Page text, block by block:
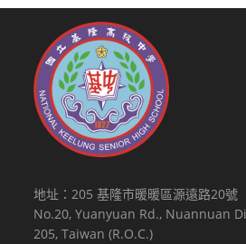
地址：205 基隆市暖暖區源遠路20號
No.20, Yuanyuan Rd., Nuannuan
205, Taiwan (R.O.C.)